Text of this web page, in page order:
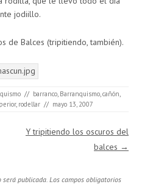
jodiillo.
de Balces (tripitiendo, también).
// barranco, Barranquismo,cañón,
, rodellar // mayo 13, 2007
Y tripitiendo los oscuros del
balces →
será publicada. Los campos obligatorios